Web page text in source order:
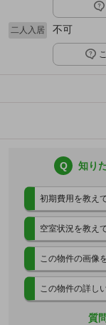
二人入居 不可
Q 知り
初期費用を教え
空室状況を教え
この物件の画像
この物件の詳し
質